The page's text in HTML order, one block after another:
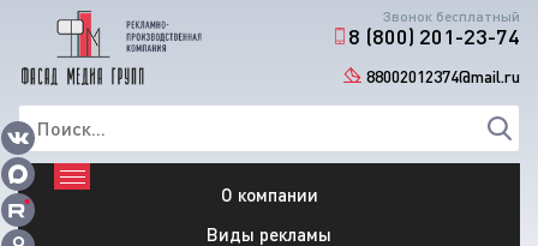
Звонок бесплатный
8 (800) 201-23-74
88002012374@mail.ru
О компании
Виды рекламы